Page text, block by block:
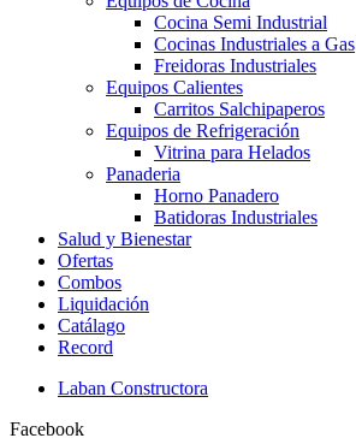
Cocina Semi Industrial
Cocinas Industriales a Gas
Freidoras Industriales
Equipos Calientes
Carritos Salchipaperos
Equipos de Refrigeración
Vitrina para Helados
Panaderia
Horno Panadero
Batidoras Industriales
Salud y Bienestar
Ofertas
Combos
Liquidación
Catálago
Record
Laban Constructora
Facebook